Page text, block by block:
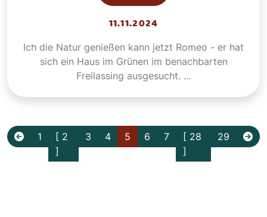
11.11.2024
Ich die Natur genießen kann jetzt Romeo - er hat
sich ein Haus im Grünen im benachbarten
Freilassing ausgesucht. ...
1
[ 2
]
3 4 5 6 7
[ 28
]
29